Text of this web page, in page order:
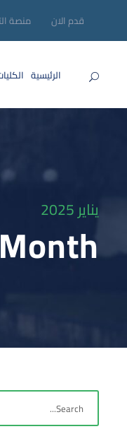
قدم الان منصة
الرئيسية
يناير 2025
Month